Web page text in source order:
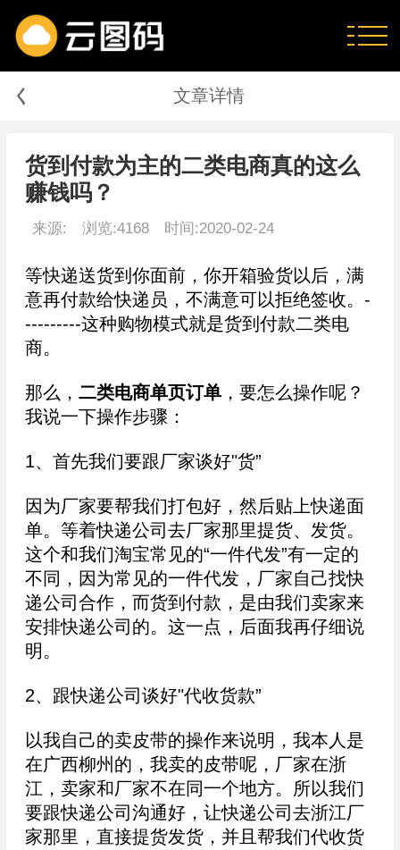
く 文章详情
货到付款为主的二类电商真的这么
赚钱吗？
来源: 浏览:4168 时间:2020-02-24
等快递送货到你面前，你开箱验货以后，满
意再付款给快递员，不满意可以拒绝签收。-
---------这种购物模式就是货到付款二类电
商。
那么， 二类电商单页订单 ，要怎么操作呢？
我说一下操作步骤：
1、首先我们要跟厂家谈好"货”
因为厂家要帮我们打包好，然后贴上快递面
单。等着快递公司去厂家那里提货、发货。
这个和我们淘宝常见的“一件代发”有一定的
不同，因为常见的一件代发，厂家自己找快
递公司合作，而货到付款，是由我们卖家来
安排快递公司的。这一点，后面我再仔细说
明。
2、跟快递公司谈好"代收货款”
以我自己的卖皮带的操作来说明，我本人是
在广西柳州的，我卖的皮带呢，厂家在浙
江，卖家和厂家不在同一个地方。所以我们
要跟快递公司沟通好，让快递公司去浙江厂
家那里，直接提货发货，并且帮我们代收货